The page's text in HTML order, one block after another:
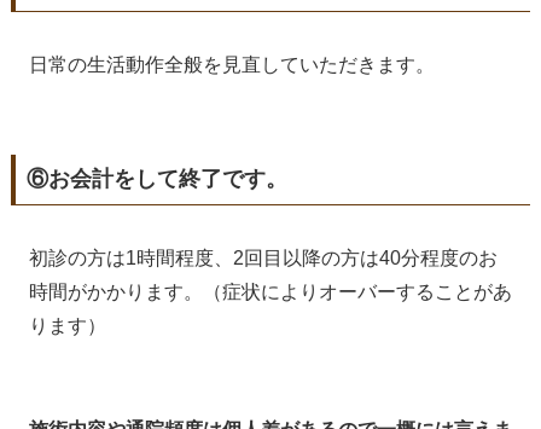
日常の生活動作全般を見直していただきます。
⑥お会計をして終了です。
初診の方は1時間程度、2回目以降の方は40分程度のお
時間がかかります。（症状によりオーバーすることがあ
ります）